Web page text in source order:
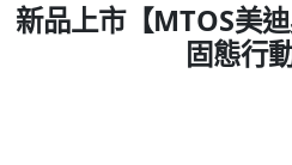
新品上市【MTOS美
固態行